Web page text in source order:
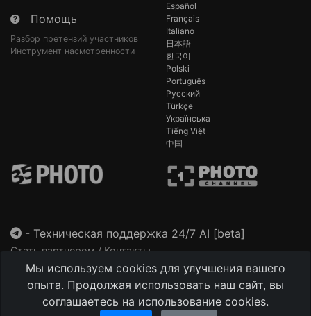
Мы используем cookies для улучшения вашего
опыта. Продолжая использовать наш сайт, вы
соглашаетесь на использование cookies.
Помощь
Разбор претензий участников
Инструмент насмотренности
Español
Français
Italiano
日本語
한국어
Polski
Português
Русский
Türkçe
Українська
Tiếng Việt
中国
- Техническая поддержка 24/7 AI [beta]
Стать партнером / Контакты
This site is protected by reCAPTCHA and the GooglePrivacy Policyand
Terms of Service